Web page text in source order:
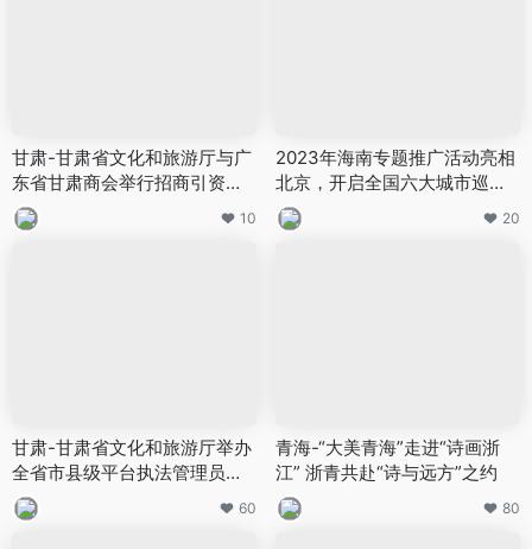
甘肃-甘肃省文化和旅游厅与广
东省甘肃商会举行招商引资座
谈交流会
10
2023年海南专题推广活动亮相
北京，开启全国六大城市巡回
推广
20
甘肃-甘肃省文化和旅游厅举办
全省市县级平台执法管理员能
力提升活动
60
青海-“大美青海”走进“诗画浙
江” 浙青共赴“诗与远方”之约
80